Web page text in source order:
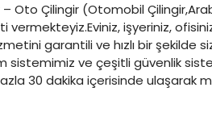
– Oto Çilingir (Otomobil
vermekteyiz.Eviniz, işyeriniz,
garantili ve hızlı bir şekilde
sistemimiz ve çeşitli güvenlik
30 dakika içerisinde ulaşarak